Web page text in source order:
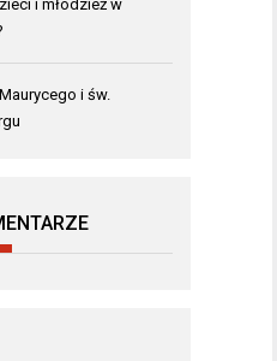
i młodzież w
i św.